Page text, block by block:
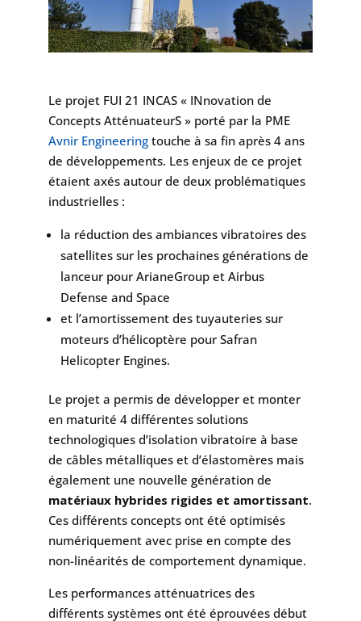
Le projet FUI 21 INCAS « INnovation de
Concepts AtténuateurS » porté par la PME
Avnir Engineeringtouche à sa fin après 4 ans
de développements. Les enjeux de ce projet
étaient axés autour de deux problématiques
industrielles :
la réduction des ambiances vibratoires des
satellites sur les prochaines générations de
lanceur pour ArianeGroup et Airbus
Defense and Space
et l’amortissement des tuyauteries sur
moteurs d’hélicoptère pour Safran
Helicopter Engines.
Le projet a permis de développer et monter
en maturité 4 différentes solutions
technologiques d’isolation vibratoire à base
de câbles métalliques et d’élastomères mais
également une nouvelle génération de
matériaux hybrides rigides et amortissant.
Ces différents concepts ont été optimisés
numériquement avec prise en compte des
non-linéarités de comportement dynamique.
Les performances atténuatrices des
différents systèmes ont été éprouvées début